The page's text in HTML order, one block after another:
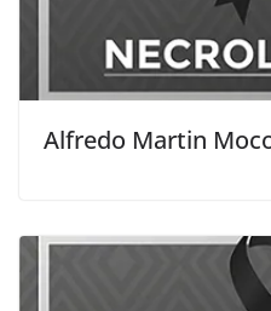
Alfredo Martin